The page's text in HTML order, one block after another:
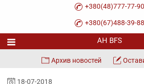
+380(48)777-77-90
+380(67)488-39-88
Архив новостей
18-07-2018